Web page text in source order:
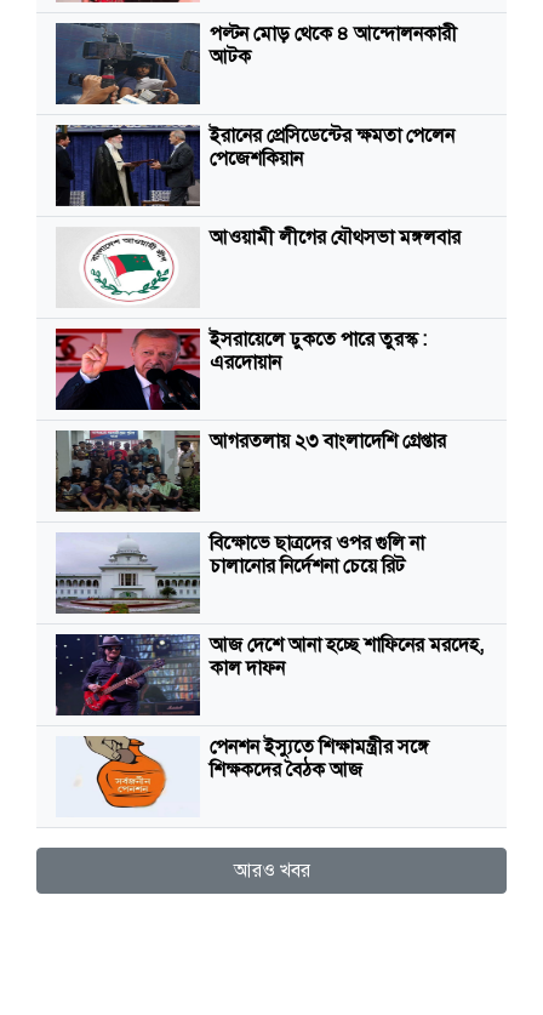
পল্টন মোড় থেকে ৪ আন্দোলনকারী
আটক
ইরানের প্রেসিডেন্টের ক্ষমতা পেলেন
পেজেশকিয়ান
আওয়ামী লীগের যৌথসভা মঙ্গলবার
ইসরায়েলে ঢুকতে পারে তুরস্ক :
এরদোয়ান
আগরতলায় ২৩ বাংলাদেশি গ্রেপ্তার
বিক্ষোভে ছাত্রদের ওপর গুলি না
চালানোর নির্দেশনা চেয়ে রিট
আজ দেশে আনা হচ্ছে শাফিনের মরদেহ,
কাল দাফন
পেনশন ইস্যুতে শিক্ষামন্ত্রীর সঙ্গে
শিক্ষকদের বৈঠক আজ
আরও খবর